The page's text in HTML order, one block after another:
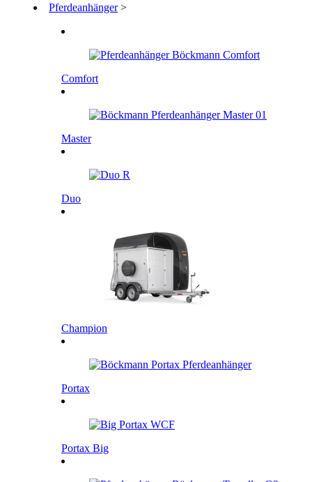
Pferdeanhänger >
Comfort
Master
Duo
Champion
Portax
Portax Big